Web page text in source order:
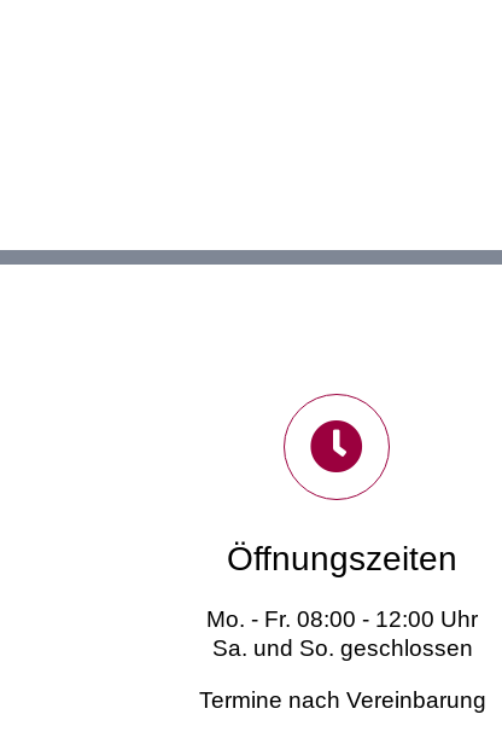
Öffnungszeiten
Mo. - Fr. 08:00 - 12:00 Uhr
Sa. und So. geschlossen
Termine nach Vereinbarung